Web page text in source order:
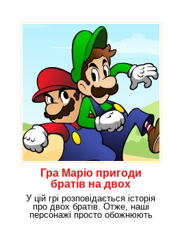
Гра Маріо пригоди
братів на двох
У цій грі розповідається історія
про двох братів. Отже, наші
персонажі просто обожнюють